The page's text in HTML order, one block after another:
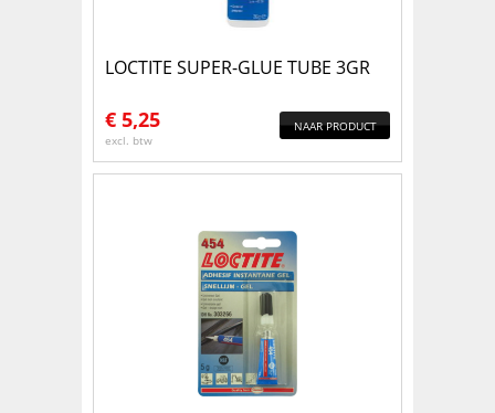
LOCTITE SUPER-GLUE TUBE 3GR
€ 5,25
excl. btw
NAAR PRODUCT